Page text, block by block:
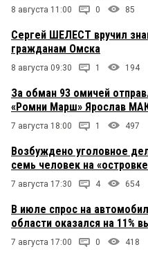
8 августа 11:00 0 85
Сергей ШЕЛЕСТ вручил
гражданам Омска
8 августа 09:30 1 194
За обман 93 омичей
«Ромни Марш» Ярослав
7 августа 18:00 1 497
Возбуждено уголовное
семь человек на
7 августа 17:30 4 654
В июле спрос на
области оказался на 11%
7 августа 17:00 0 418